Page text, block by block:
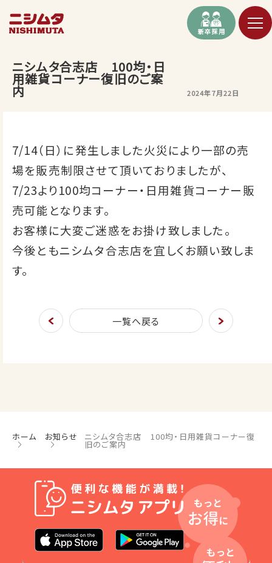
新卒採用
ニシムタ合志店 100均・日
用雑貨コーナー復旧のご案
内 2024年7月22日
7/14（日）に発生しました火災により一部の売
場を販売制限させて頂いておりましたが、
7/23より100均コーナー・日用雑貨コーナー販
売可能となります。
お客様に大変ご迷惑をお掛け致しました。
今後ともニシムタ合志店を宜しくお願い致しま
す。
一覧へ戻る
ホーム お知らせ ニシムタ合志店 100均・日用雑貨コーナー復
旧のご案内